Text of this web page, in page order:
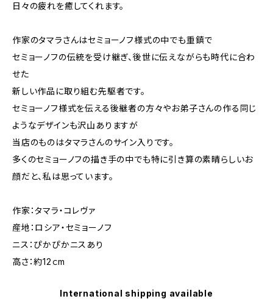
日々の疲れを癒してくれます。
作家のタマラさんはセミョーノフ様式の中でも重鎮で
セミョーノフの伝統を受け継ぎ、後世に伝えながらも時代に合わ
せた
新しい作品に取り組む先駆者です。
セミョーノフ様式を伝える後継者の方々やお弟子さんの作る同じ
ようなデザインも沢山ありますが
当店のものはタマラさんのサイン入りです。
多くのセミョーノフの描き手の中でも特に引き算の素晴らしいお
顔だと、私は思っています。
作家：タマラ・コレヴァ
産地：ロシア・セミョーノフ
ニス：ぴかぴかニスあり
高さ：約12ｃm
International shipping available